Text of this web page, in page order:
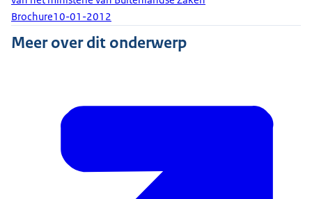
Brochure10-01-2012
Meer over dit onderwerp